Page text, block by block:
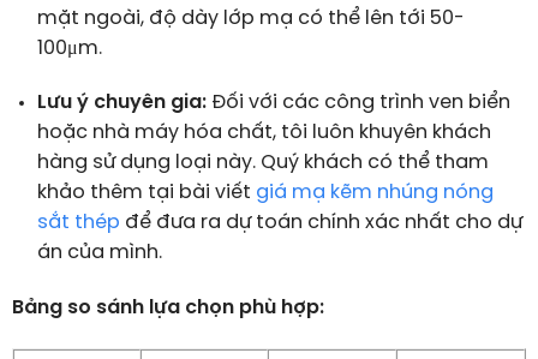
mặt ngoài, độ dày lớp mạ có thể lên tới 50-
100μm.
Lưu ý chuyên gia:Đối với các công trình ven biển
hoặc nhà máy hóa chất, tôi luôn khuyên khách
hàng sử dụng loại này. Quý khách có thể tham
khảo thêm tại bài viết giá mạ kẽm nhúng nóng
sắt thép để đưa ra dự toán chính xác nhất cho dự
án của mình.
Bảng so sánh lựa chọn phù hợp: